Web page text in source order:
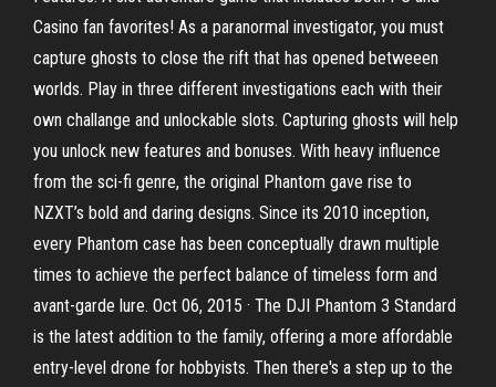
Casino fan favorites! As a paranormal investigator, you must
capture ghosts to close the rift that has opened betweeen
worlds. Play in three different investigations each with their
own challange and unlockable slots. Capturing ghosts will help
you unlock new features and bonuses. With heavy influence
from the sci-fi genre, the original Phantom gave rise to
NZXT’s bold and daring designs. Since its 2010 inception,
every Phantom case has been conceptually drawn multiple
times to achieve the perfect balance of timeless form and
avant-garde lure. Oct 06, 2015 · The DJI Phantom 3 Standard
is the latest addition to the family, offering a more affordable
entry-level drone for hobbyists. Then there's a step up to the